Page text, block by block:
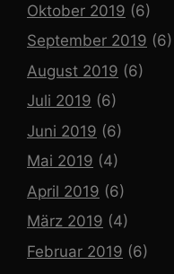
Oktober 2019 (6)
September 2019 (6)
August 2019 (6)
Juli 2019 (6)
Juni 2019 (6)
Mai 2019 (4)
April 2019 (6)
März 2019 (4)
Februar 2019 (6)